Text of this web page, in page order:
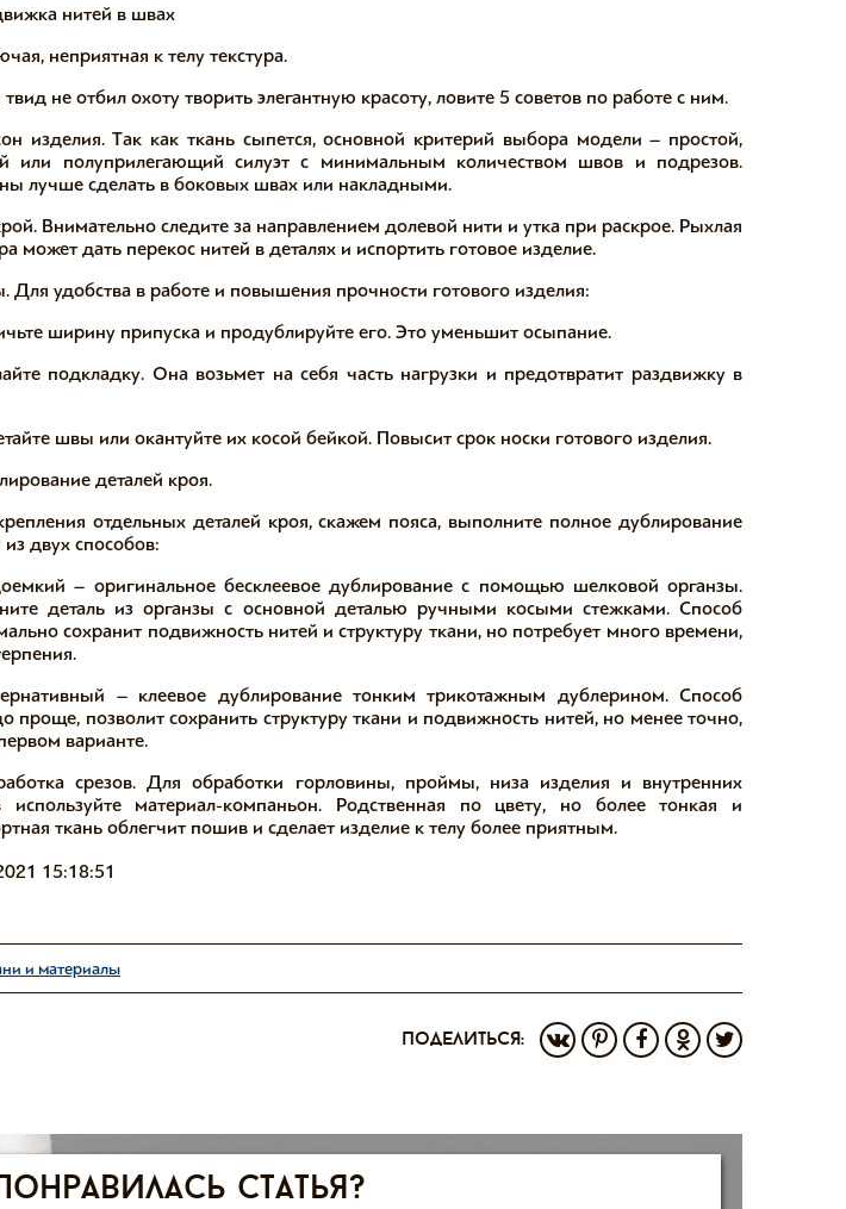
нитей в швах
неприятная к телу текстура. ⠀
не отбил охоту творить элегантную красоту, ловите 5 советов по работе с ним.
изделия. Так как ткань сыпется, основной критерий выбора модели – простой,
или полуприлегающий силуэт с минимальным количеством швов и подрезов.
лучше сделать в боковых швах или накладными.
Внимательно следите за направлением долевой нити и утка при раскрое. Рыхлая
может дать перекос нитей в деталях и испортить готовое изделие. ⠀
Для удобства в работе и повышения прочности готового изделия:
ширину припуска и продублируйте его. Это уменьшит осыпание.
подкладку. Она возьмет на себя часть нагрузки и предотвратит раздвижку в
швы или окантуйте их косой бейкой. Повысит срок носки готового изделия. ⠀
деталей кроя.
отдельных деталей кроя, скажем пояса, выполните полное дублирование
двух способов:
– оригинальное бесклеевое дублирование с помощью шелковой органзы.
деталь из органзы с основной деталью ручными косыми стежками. Способ
сохранит подвижность нитей и структуру ткани, но потребует много времени,
– клеевое дублирование тонким трикотажным дублерином. Способ
проще, позволит сохранить структуру ткани и подвижность нитей, но менее точно,
варианте. ⠀
срезов. Для обработки горловины, проймы, низа изделия и внутренних
используйте материал-компаньон. Родственная по цвету, но более тонкая и
ткань облегчит пошив и сделает изделие к телу более приятным. ⠀
15:18:51
и материалы
поделиться:
статья?